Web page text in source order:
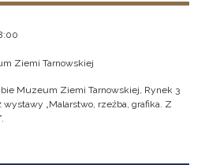
Ziemi Tarnowskiej
Muzeum Ziemi Tarnowskiej, Rynek 3
wystawy „Malarstwo, rzeźba, grafika. Z